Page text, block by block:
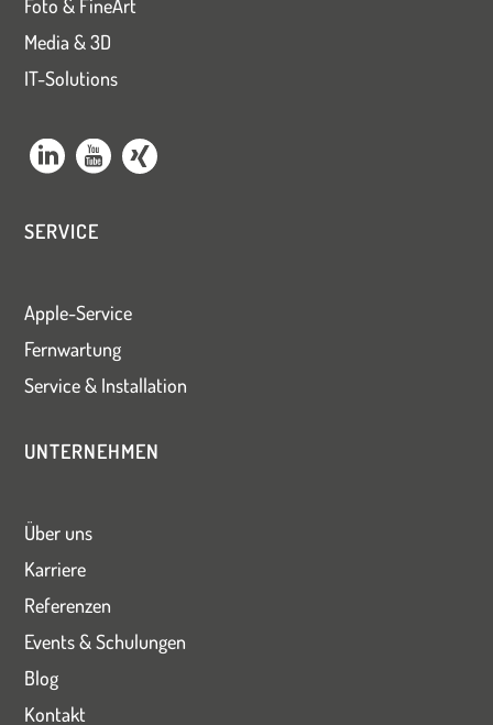
Foto & FineArt
Media & 3D
IT-Solutions
SERVICE
Apple-Service
Fernwartung
Service & Installation
UNTERNEHMEN
Über uns
Karriere
Referenzen
Events & Schulungen
Blog
Kontakt